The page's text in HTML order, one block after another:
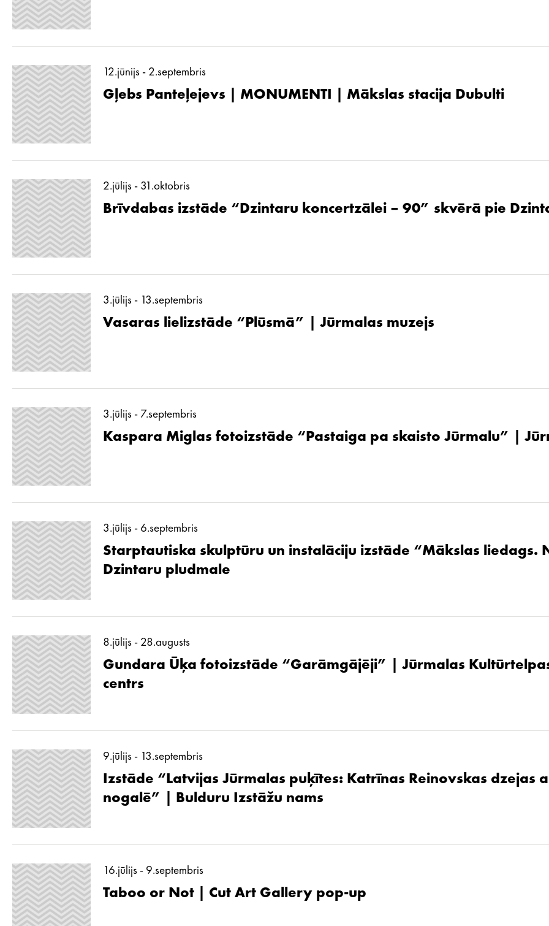
12.jūnijs - 2.septembris
Gļebs Panteļejevs | MONUMENTI | Mākslas stacija Dubulti
2.jūlijs - 31.oktobris
Brīvdabas izstāde “Dzintaru koncertzālei – 90” skvērā pie
3.jūlijs - 13.septembris
Vasaras lielizstāde “Plūsmā” | Jūrmalas muzejs
3.jūlijs - 7.septembris
Kaspara Miglas fotoizstāde “Pastaiga pa skaisto Jūrmalu” |
3.jūlijs - 6.septembris
Starptautiska skulptūru un instalāciju izstāde “Mākslas liedags.
Dzintaru pludmale
8.jūlijs - 28.augusts
Gundara Ūķa fotoizstāde “Garāmgājēji” | Jūrmalas
centrs
9.jūlijs - 13.septembris
Izstāde “Latvijas Jūrmalas puķītes: Katrīnas Reinovskas dzejas
nogalē” | Bulduru Izstāžu nams
16.jūlijs - 9.septembris
Taboo or Not | Cut Art Gallery pop-up